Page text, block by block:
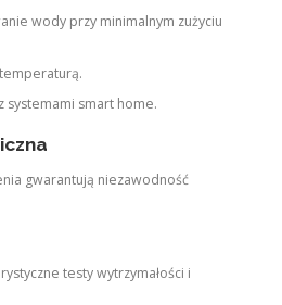
wody przy minimalnym zużyciu
systemami smart home.
gwarantują niezawodność
testy wytrzymałości i